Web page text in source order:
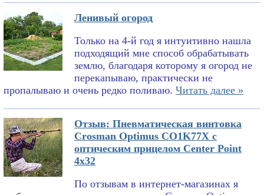
Ленивый огород
Только на 4-й год я интуитивно нашла
подходящий мне способ обрабатывать
землю, благодаря которому я огород не
перекапываю, практически не
пропалываю и очень редко поливаю. Читать далее »
Отзыв: Пневматическая винтовка
Crosman Optimus CO1K77X с
оптическим прицелом Center Point
4x32
По отзывам в интернет-магазинах я